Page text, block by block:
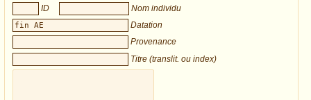
ID
Nom individu
Datation
Provenance
Titre (translit. ou index)